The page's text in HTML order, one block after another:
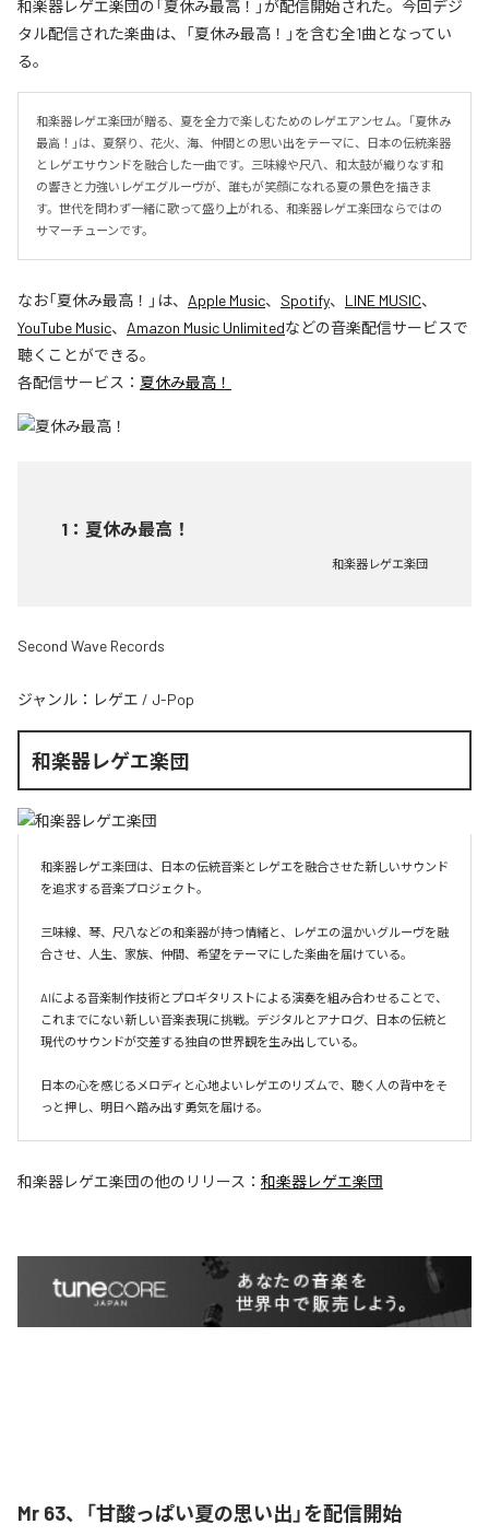
和楽器レゲエ楽団の「夏休み最高！」が配信開始された。今回デジ
タル配信された楽曲は、「夏休み最高！」を含む全1曲となってい
る。
和楽器レゲエ楽団が贈る、夏を全力で楽しむためのレゲエアンセム。「夏休み
最高！」は、夏祭り、花火、海、仲間との思い出をテーマに、日本の伝統楽器
とレゲエサウンドを融合した一曲です。三味線や尺八、和太鼓が織りなす和
の響きと力強いレゲエグルーヴが、誰もが笑顔になれる夏の景色を描きま
す。世代を問わず一緒に歌って盛り上がれる、和楽器レゲエ楽団ならではの
サマーチューンです。
なお「夏休み最高！ 」は、 Apple Music、 Spotify、 LINE MUSIC、
YouTube Music、 Amazon Music Unlimitedなどの音楽配信サービスで
聴くことができる。
各配信サービス： 夏休み最高！
1 ： 夏休み最高！
和楽器レゲエ楽団
Second Wave Records
ジャンル： レゲエ / J-Pop
和楽器レゲエ楽団
和楽器レゲエ楽団は、日本の伝統音楽とレゲエを融合させた新しいサウンド
を追求する音楽プロジェクト。
三味線、琴、尺八などの和楽器が持つ情緒と、レゲエの温かいグルーヴを融
合させ、人生、家族、仲間、希望をテーマにした楽曲を届けている。
AIによる音楽制作技術とプロギタリストによる演奏を組み合わせることで、
これまでにない新しい音楽表現に挑戦。デジタルとアナログ、日本の伝統と
現代のサウンドが交差する独自の世界観を生み出している。
日本の心を感じるメロディと心地よいレゲエのリズムで、聴く人の背中をそ
和楽器レゲエ楽団の他のリリース： 和楽器レゲエ楽団
Mr 63、「甘酸っぱい夏の思い出」を配信開始